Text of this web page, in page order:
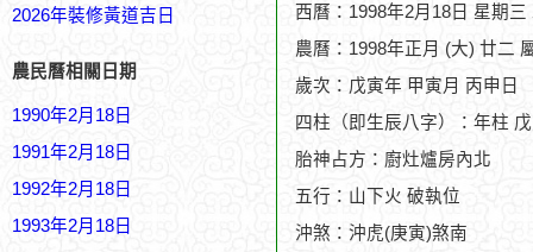
2026年裝修黃道吉日
農民曆相關日期
1990年2月18日
1991年2月18日
1992年2月18日
1993年2月18日
西曆：1998年2月18日 星期三
農曆：1998年正月 (大) 廿二
歲次：戊寅年 甲寅月 丙申日
四柱（即生辰八字）：年柱
胎神占方：廚灶爐房內北
五行：山下火 破執位
沖煞：沖虎(庚寅)煞南